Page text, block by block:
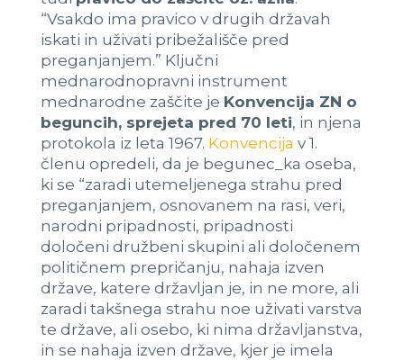
“Vsakdo ima pravico v drugih državah
iskati in uživati pribežališče pred
preganjanjem.” Ključni
mednarodnopravni instrument
mednarodne zaščite je Konvencija ZN o
beguncih, sprejeta pred 70 leti, in njena
protokola iz leta 1967. Konvencija v 1.
členu opredeli, da je begunec_ka oseba,
ki se “zaradi utemeljenega strahu pred
preganjanjem, osnovanem na rasi, veri,
narodni pripadnosti, pripadnosti
določeni družbeni skupini ali določenem
političnem prepričanju, nahaja izven
države, katere državljan je, in ne more, ali
zaradi takšnega strahu noe uživati varstva
te države, ali osebo, ki nima državljanstva,
in se nahaja izven države, kjer je imela